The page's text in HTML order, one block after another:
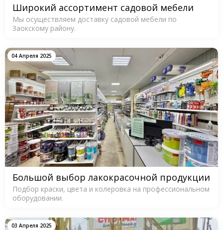
Широкий ассортимент садовой мебели
Мы осуществляем доставку садовой мебели по
Заокскому району.
04 Апреля 2025
Большой выбор лакокрасочной продукции
Подбор краски, цвета и колеровка на профессиональном
оборудовании.
03 Апреля 2025